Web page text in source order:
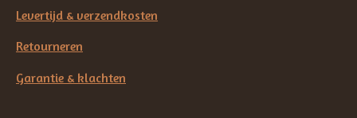
Levertijd & verzendkosten
Retourneren
Garantie & klachten